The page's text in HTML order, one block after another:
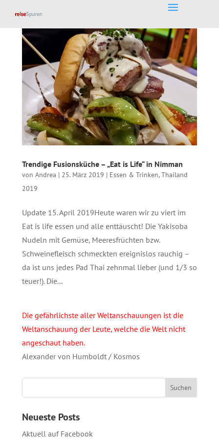
Trendige Fusionsküche – „Eat is Life“ in Nimman
von Andrea | 25. März 2019 | Essen & Trinken,Thailand
2019
Update 15. April 2019Heute waren wir zu viert im
Eat is life essen und alle enttäuscht! Die Yakisoba
Nudeln mit Gemüse, Meeresfrüchten bzw.
Schweinefleisch schmeckten ereignislos rauchig –
da ist uns jedes Pad Thai zehnmal lieber (und 1/3 so
teuer!). Die...
Die gefährlichste aller Weltanschauungen ist die
Weltanschauung der Leute, welche die Welt nicht
angeschaut haben.
Alexander von Humboldt / Kosmos
Neueste Posts
Aktuell auf Facebook